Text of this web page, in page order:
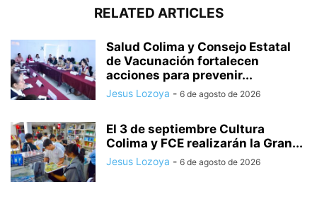
RELATED ARTICLES
Salud Colima y Consejo Estatal
de Vacunación fortalecen
acciones para prevenir...
Jesus Lozoya - 6 de agosto de 2026
El 3 de septiembre Cultura
Colima y FCE realizarán la Gran...
Jesus Lozoya - 6 de agosto de 2026